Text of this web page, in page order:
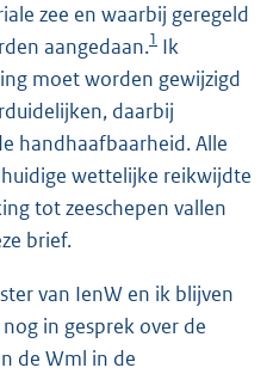
zee en waarbij geregeld
aangedaan.1 Ik
moet worden gewijzigd
daarbij
handhaafbaarheid. Alle
wettelijke reikwijdte
tot zeeschepen vallen
brief.
van IenW en ik blijven
in gesprek over de
de Wml in de